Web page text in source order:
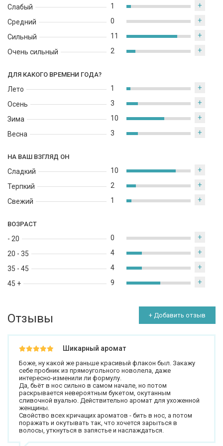
Слабый
Средний
Сильный
Очень сильный
1 +
0 +
11 +
2 +
ДЛЯ КАКОГО ВРЕМЕНИ ГОДА?
Лето
Осень
Зима
Весна
1 +
3 +
10 +
3 +
НА ВАШ ВЗГЛЯД ОН
Сладкий
Терпкий
Свежий
10 +
2 +
1 +
ВОЗРАСТ
- 20
20 - 35
35 - 45
45 +
0 +
4 +
4 +
9 +
Отзывы + Добавить отзыв
Шикарный аромат
Боже, ну какой же раньше красивый флакон был. Закажу
себе пробник из прямоугольного новолела, даже
интересно-изменили ли формулу.
Да, бьёт в нос сильно в самом начале, но потом
раскрывается невероятным букетом, окутанным
сливочной вуалью. Действительно аромат для ухоженной
женщины.
Свойство всех кричащих ароматов - бить в нос, а потом
поражать и окутывать так, что хочется зарыться в
волосы, уткнуться в запястье и наслаждаться.